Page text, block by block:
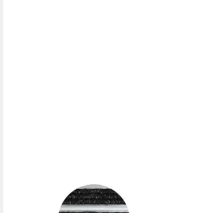
Fußmatte Eingangsmatte